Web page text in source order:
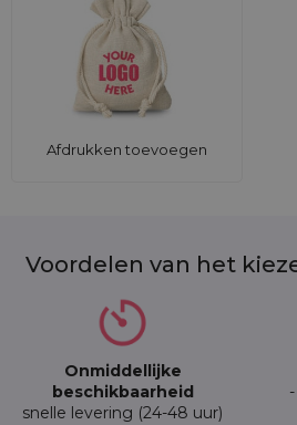
Afdrukken toevoegen
Voordelen van het
Onmiddellijke
beschikbaarheid
snelle levering (24-48 uur)